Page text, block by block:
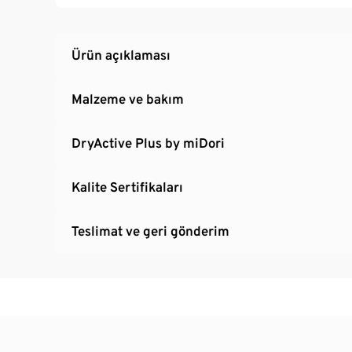
Ürün açıklaması
Malzeme ve bakım
DryActive Plus by miDori
Kalite Sertifikaları
Teslimat ve geri gönderim